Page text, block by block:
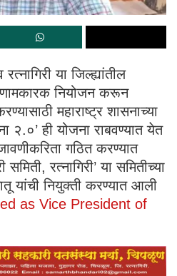
या जिल्ह्यांतील
नियोजन करून
महाराष्ट्र शासनाच्या
२.०’ ही योजना राबवण्यात येत
गठित करण्यात
रत्नागिरी’ या समितीच्या
यांची नियुक्ती करण्यात आली
as Vice President of